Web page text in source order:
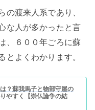
の渡来人系であり、
な人が多かったと言
、６００年ごろに蘇
とよくわかります。
？蘇我馬子と物部守屋の
やすく【崇仏論争の結